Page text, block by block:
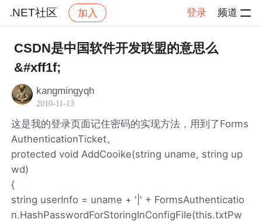
.NET社区 加入 登录 频道
社区 .NET社区 帖子详情
CSDN是中国软件开发联盟的意思么
&#xff1f;
kangmingyqh
2010-11-13
这是我的登录页面记住密码的实现方法，用到了Forms
AuthenticationTicket。
protected void AddCooike(string uname, string up
wd)
{
string userInfo = uname + '|' + FormsAuthenticatio
n.HashPasswordForStoringInConfigFile(this.txtPw